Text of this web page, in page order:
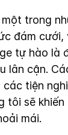
trong
đám cưới,
tự hào là
lân cận.
tiện
tôi sẽ
mái.